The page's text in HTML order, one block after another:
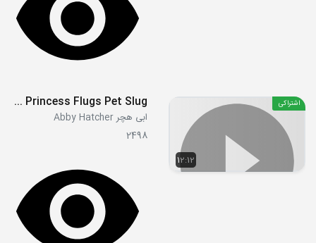
12:12
اشتراکی S01E29 Princess Flugs Pet Slug
ابی هچر Abby Hatcher
2498